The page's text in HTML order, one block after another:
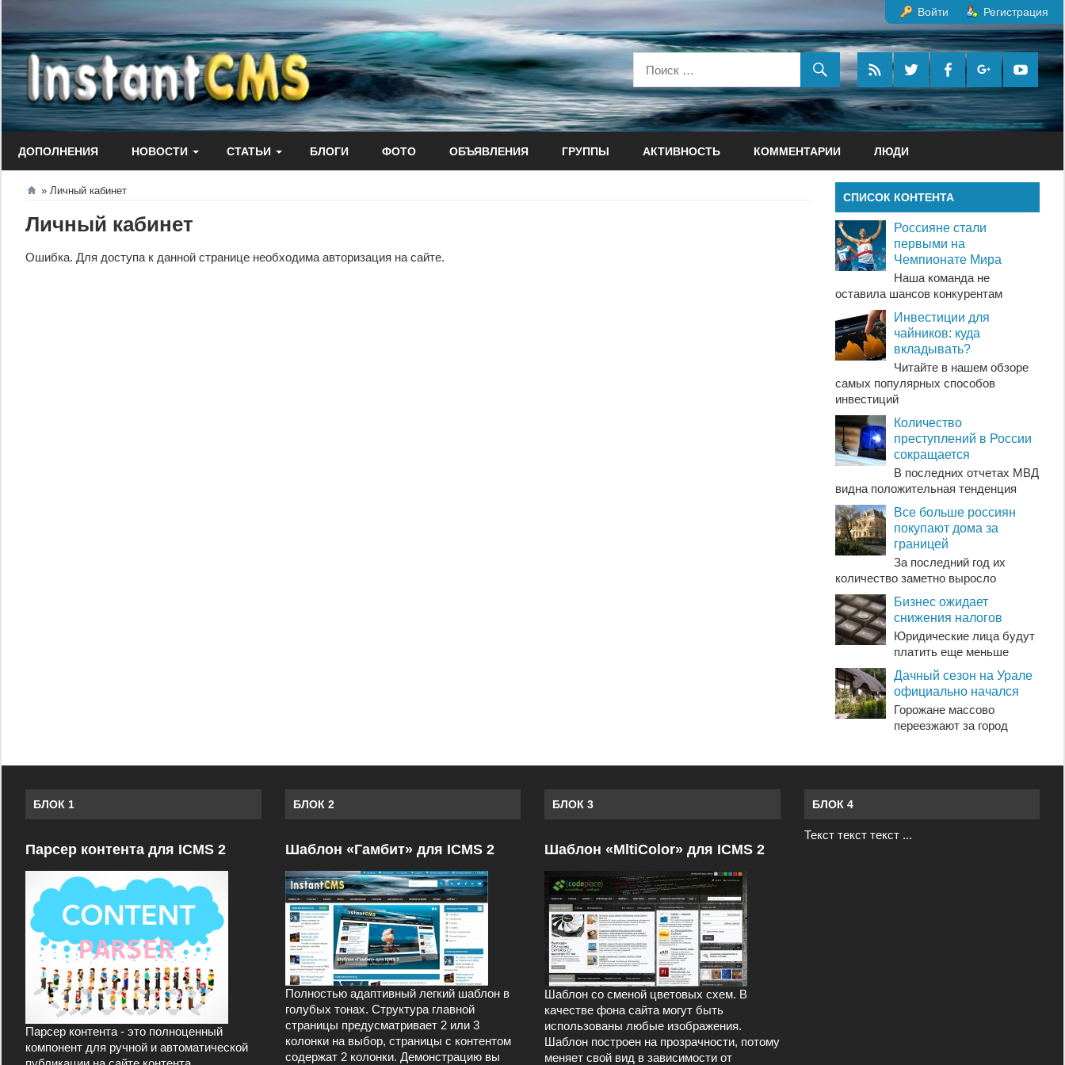
к
содержанию
Войти Регистрация
ДОПОЛНЕНИЯ НОВОСТИ СТАТЬИ БЛОГИ ФОТО ОБЪЯВЛЕНИЯ ГРУППЫ АКТИВНОСТЬ КОММЕНТАРИИ ЛЮДИ
Личный кабинет
Личный кабинет
Ошибка. Для доступа к данной странице необходима авторизация на сайте.
СПИСОК КОНТЕНТА
Россияне стали
первыми на
Чемпионате Мира
Наша команда не
оставила шансов конкурентам
Инвестиции для
чайников: куда
вкладывать?
Читайте в нашем обзоре
самых популярных способов
инвестиций
Количество
преступлений в России
сокращается
В последних отчетах МВД
видна положительная тенденция
Все больше россиян
покупают дома за
границей
За последний год их
количество заметно выросло
Бизнес ожидает
снижения налогов
Юридические лица будут
платить еще меньше
Дачный сезон на Урале
официально начался
Горожане массово
переезжают за город
БЛОК 1
Парсер контента для ICMS 2
Парсер контента - это полноценный
компонент для ручной и автоматической
БЛОК 2
Шаблон «Гамбит» для ICMS 2
Полностью адаптивный легкий шаблон в
голубых тонах. Структура главной
страницы предусматривает 2 или 3
колонки на выбор, страницы с контентом
содержат 2 колонки. Демонстрацию вы
БЛОК 3
Шаблон «MltiColor» для ICMS 2
Шаблон со сменой цветовых схем. В
качестве фона сайта могут быть
использованы любые изображения.
Шаблон построен на прозрачности, потому
меняет свой вид в зависимости от
БЛОК 4
Текст текст текст ...